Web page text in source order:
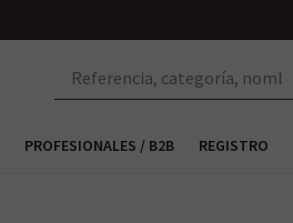
PROFESIONALES / B2B REGISTRO